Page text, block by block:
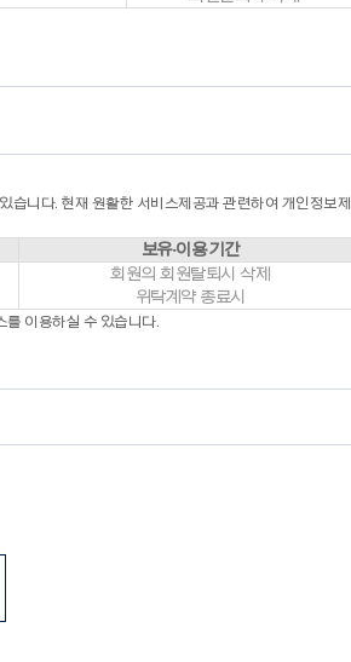
으로 간주됩니다.
대하여는 승낙을 하지 않거나 사후에 이용계약을
록 합니다.
실명, 주민등록번호, 아이디 등은 수정이 불가능
변경사항을 알려야 합니다.
니다. 현재 원활한 서비스제공과 관련하여 개인정보제
보유·이용 기간
회원의 회원탈퇴시 삭제
위탁계약 종료시
이용하실 수 있습니다.